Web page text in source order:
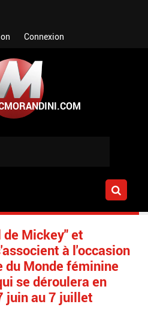
Connexion
Mickey" et
à l'occasion
du Monde féminine
se déroulera en
juin au 7 juillet